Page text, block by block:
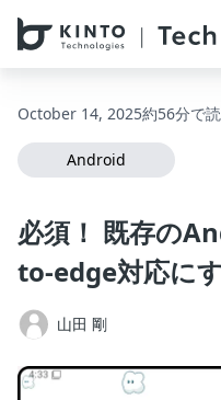
本文へスキップ / Skip to
October 14, 2025約56分で
Android
必須！ 既存の
to-edge対応に
山田 剛